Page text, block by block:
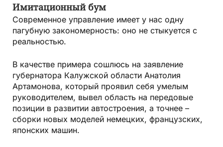
Имитационный бум
Современное управление имеет у нас одну
пагубную закономерность: оно не стыкуется с
реальностью.
В качестве примера сошлюсь на заявление
губернатора Калужской области Анатолия
Артамонова, который проявил себя умелым
руководителем, вывел область на передовые
позиции в развитии автостроения, а точнее –
сборки новых моделей немецких, французских,
японских машин.